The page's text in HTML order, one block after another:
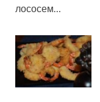
лососем…